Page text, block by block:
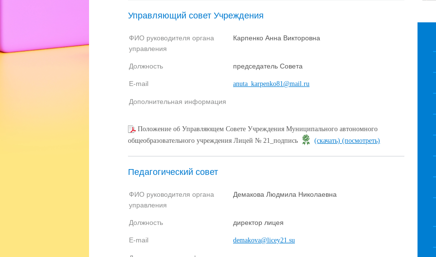
Управляющий совет Учреждения
ФИО руководителя органа
управления
Карпенко Анна Викторовна
Должность председатель Совета
E-mail anuta_karpenko81@mail.ru
Дополнительная информация
Положение об Управляющем Совете Учреждения Муниципального автономного
общеобразовательного учреждения Лицей № 21_подпись
(скачать) (посмотреть)
Педагогический совет
ФИО руководителя органа
управления
Демакова Людмила Николаевна
Должность директор лицея
E-mail demakova@licey21.su